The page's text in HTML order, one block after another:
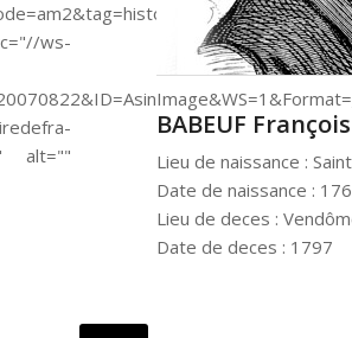
ws-
alt=""
BABEUF
Lieu de naissance :
Date de naissance :
Lieu de deces :
Date de deces : 1797